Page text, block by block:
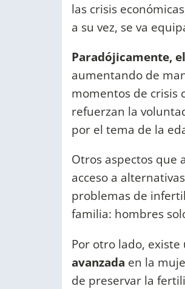
las crisis
a su vez, se va
Paradójicamente,
aumentando de
momentos de crisis
refuerzan la
por el tema de la
Otros aspectos que
acceso a
problemas de
familia: hombres
Por otro lado,
avanzada en la
de preservar la